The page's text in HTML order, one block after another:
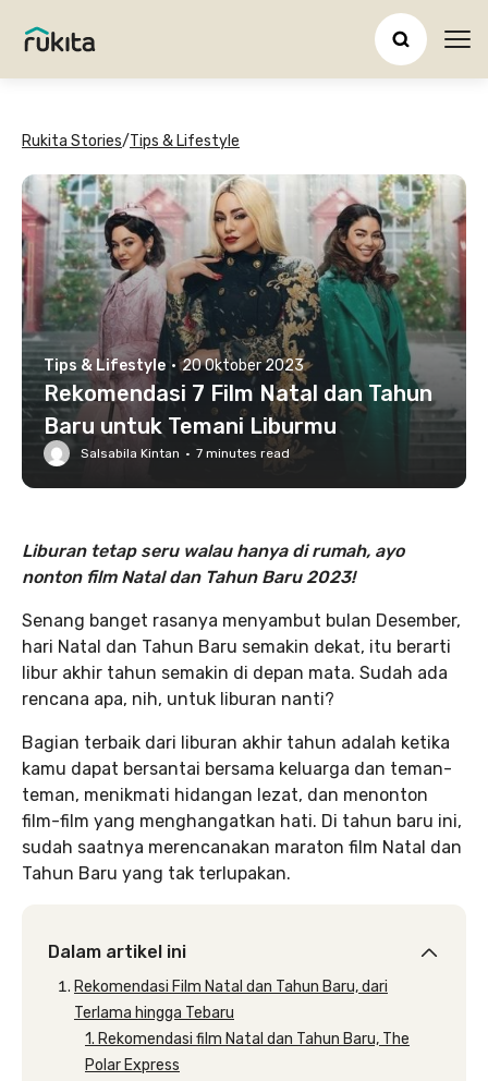
Rukita Stories/Tips & Lifestyle
Tips & Lifestyle · 20 Oktober 2023
Rekomendasi 7 Film Natal dan Tahun
Baru untuk Temani Liburmu
Salsabila Kintan · 7 minutes read
Liburan tetap seru walau hanya di rumah, ayo
nonton film Natal dan Tahun Baru 2023!
Senang banget rasanya menyambut bulan Desember,
hari Natal dan Tahun Baru semakin dekat, itu berarti
libur akhir tahun semakin di depan mata. Sudah ada
rencana apa, nih, untuk liburan nanti?
Bagian terbaik dari liburan akhir tahun adalah ketika
kamu dapat bersantai bersama keluarga dan teman-
teman, menikmati hidangan lezat, dan menonton
film-film yang menghangatkan hati. Di tahun baru ini,
sudah saatnya merencanakan maraton film Natal dan
Tahun Baru yang tak terlupakan.
Dalam artikel ini
Rekomendasi Film Natal dan Tahun Baru, dari
Terlama hingga Tebaru
1. Rekomendasi film Natal dan Tahun Baru, The
Polar Express